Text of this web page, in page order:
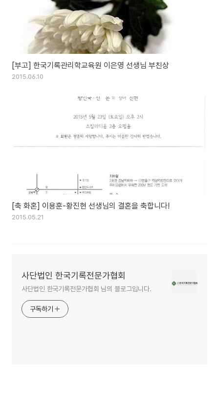
[부고] 한국기록관리학교육원 이은영 선생님 부친상
2015.06.10
[축 화혼] 이용훈-황진현 선생님의 결혼을 축합니다!
2015.05.21
사단법인 한국기록전문가협회
사단법인 한국기록전문가협회 님의 블로그입니다.
구독하기